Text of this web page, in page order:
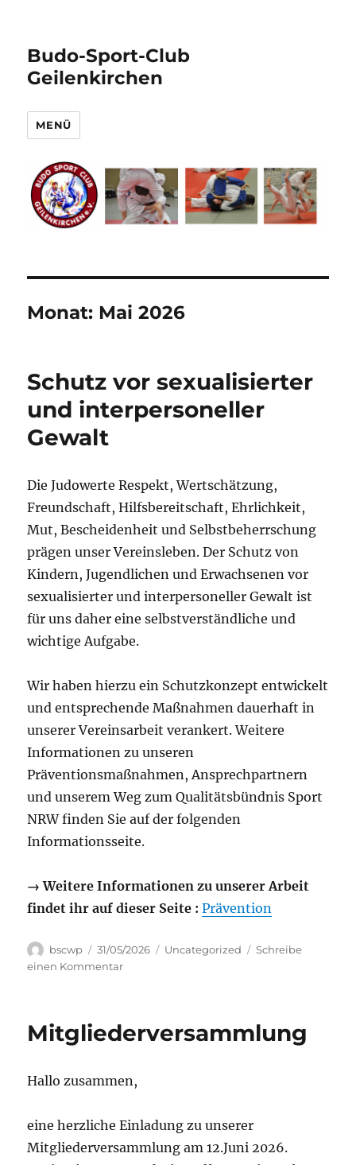
Budo-Sport-Club
Geilenkirchen
MENÜ
Monat: Mai 2026
Schutz vor sexualisierter
und interpersoneller
Gewalt
Die Judowerte Respekt, Wertschätzung,
Freundschaft, Hilfsbereitschaft, Ehrlichkeit,
Mut, Bescheidenheit und Selbstbeherrschung
prägen unser Vereinsleben. Der Schutz von
Kindern, Jugendlichen und Erwachsenen vor
sexualisierter und interpersoneller Gewalt ist
für uns daher eine selbstverständliche und
wichtige Aufgabe.
Wir haben hierzu ein Schutzkonzept entwickelt
und entsprechende Maßnahmen dauerhaft in
unserer Vereinsarbeit verankert. Weitere
Informationen zu unseren
Präventionsmaßnahmen, Ansprechpartnern
und unserem Weg zum Qualitätsbündnis Sport
NRW finden Sie auf der folgenden
Informationsseite.
→ Weitere Informationen zu unserer Arbeit
findet ihr auf dieser Seite : Prävention
Autor
bscwp
Veröffentlicht
am
31/05/2026 Kategorien
Uncategorized
Schreibe
einen Kommentarzu
und
Mitgliederversammlung
Hallo zusammen,
eine herzliche Einladung zu unserer
Mitgliederversammlung am 12.Juni 2026.